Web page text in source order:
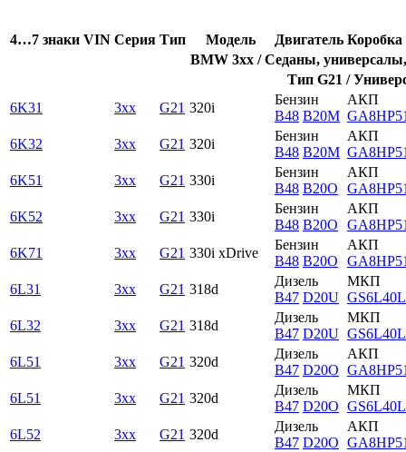
4…7 знаки VIN Серия Тип Модель Двигатель Коробка
BMW 3xx / Седаны,
Тип G21 /
6K31
3xx G21 320i
Бензин
B48 B20M
АКП
6K32
3xx G21 320i
Бензин
B48 B20M
АКП
6K51
3xx G21 330i
Бензин
B48 B20O
АКП
6K52
3xx G21 330i
Бензин
B48 B20O
АКП
6K71
3xx G21 330i xDrive
Бензин
B48 B20O
АКП
6L31
3xx G21 318d
Дизель
B47 D20U
МКП
6L32
3xx G21 318d
Дизель
B47 D20U
МКП
6L51
3xx G21 320d
Дизель
B47 D20O
АКП
6L51
3xx G21 320d
Дизель
B47 D20O
МКП
6L52
3xx G21 320d
Дизель
B47 D20O
АКП